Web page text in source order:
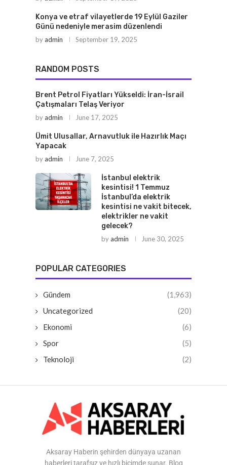
Konya ve etraf vilayetlerde 19 Eylül Gaziler
Günü nedeniyle merasim düzenlendi
byadmin September 19, 2025
RANDOM POSTS
Brent Petrol Fiyatları Yükseldi: İran-İsrail
Çatışmaları Telaş Veriyor
byadmin June 17, 2025
Ümit Ulusallar, Arnavutluk ile Hazırlık Maçı
Yapacak
byadmin June 7, 2025
İstanbul elektrik
kesintisi! 1 Temmuz
İstanbul’da elektrik
kesintisi ne vakit bitecek,
elektrikler ne vakit
gelecek?
byadmin June 30, 2025
POPULAR CATEGORIES
Gündem
(1,963)
Uncategorized
(20)
Ekonomi
(6)
Spor
(5)
Teknoloji
(2)
Aksaray Haberin şehirden dünyaya uzanan
haberleri tarafsız ve hızlı biçimde sunar. Blog